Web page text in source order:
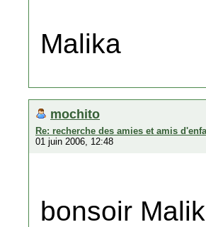
Malika
mochito
Re: recherche des amies et amis
01 juin 2006, 12:48
bonsoir